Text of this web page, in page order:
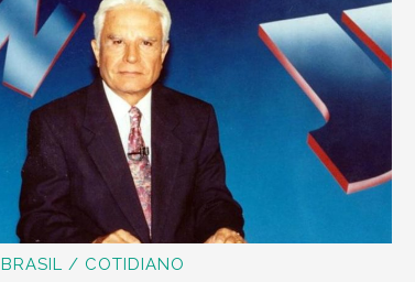
BRASIL / COTIDIANO